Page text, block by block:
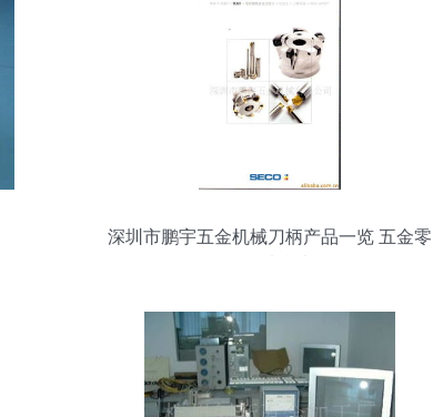
深圳市鹏宇五金机械刀柄产品一览 五金零